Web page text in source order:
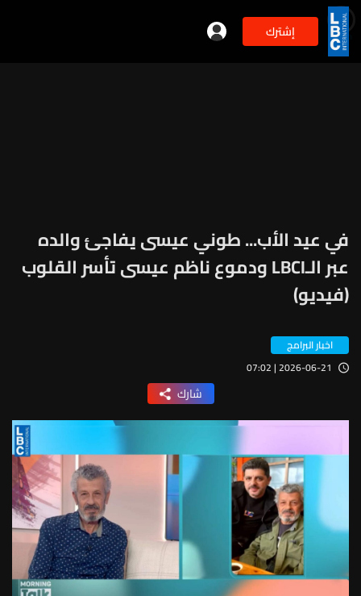
إشترك 2min
في عيد الأب... طوني عيسى يفاجئ والده
عبر الـLBCI ودموع ناظم عيسى تأسر القلوب
(فيديو)
اخبار البرامج
2026-06-21 | 07:02
شارك